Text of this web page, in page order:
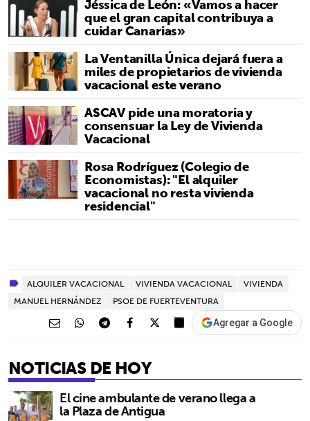
Jéssica de León: «Vamos a hacer
que el gran capital contribuya a
cuidar Canarias»
La Ventanilla Única dejará fuera a
miles de propietarios de vivienda
vacacional este verano
ASCAV pide una moratoria y
consensuar la Ley de Vivienda
Vacacional
Rosa Rodríguez (Colegio de
Economistas): "El alquiler
vacacional no resta vivienda
residencial"
ALQUILER VACACIONAL VIVIENDA VACACIONAL
VIVIENDA
MANUEL HERNÁNDEZ
PSOE DE FUERTEVENTURA
Agregar a Google
NOTICIAS DE HOY
El cine ambulante de verano llega a
la Plaza de Antigua